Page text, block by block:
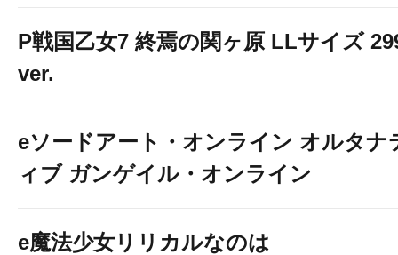
P戦国乙女7 終焉の関ヶ原 LLサイズ
ver.
eソードアート・オンライン オルタナ
ィブ ガンゲイル・オンライン
e魔法少女リリカルなのは